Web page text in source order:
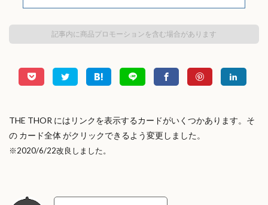
記事内に商品プロモーションを含む場合があります
THE THOR にはリンクを表示するカードがいくつかあります。そ
の カード全体 がクリックできるよう変更しました。
※2020/6/22改良しました。